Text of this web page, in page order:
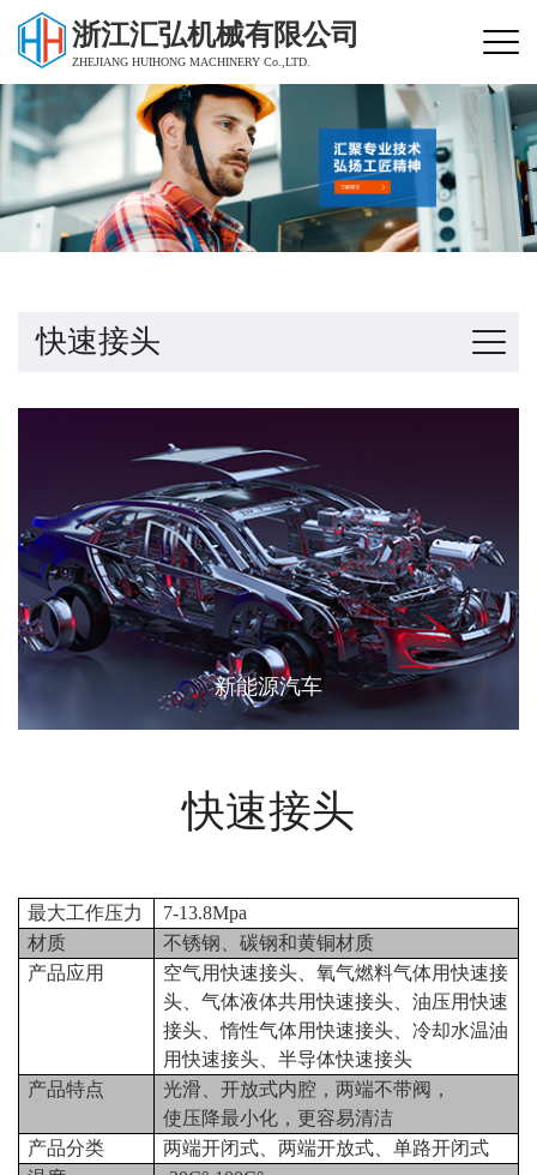
浙江汇弘机械有限公司
ZHEJIANG HUIHONG MACHINERY Co.,LTD.
快速接头
新能源汽车
快速接头
最大工作压力
7-13.8Mpa
材质
不锈钢、碳钢和黄铜材质
产品应用
空气用快速接头、氧气燃料气体用快速接
头、气体液体共用快速接头、油压用快速
接头、惰性气体用快速接头、冷却水温油
用快速接头、半导体快速接头
产品特点
光滑、开放式内腔，两端不带阀，
使压降最小化，更容易清洁
产品分类
两端开闭式、两端开放式、单路开闭式